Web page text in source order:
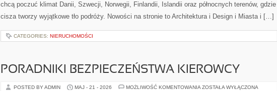
chcą poczuć klimat Danii, Szwecji, Norwegii, Finlandii, Islandii oraz północnych terenów, gdzie
cisza tworzy wyjątkowe tło podróży. Nowości na stronie to Architektura i Design i Miasta i […]
CATEGORIES: NIERUCHOMOŚCI
PORADNIKI BEZPIECZEŃSTWA KIEROWCY
POSTED BY ADMIN MAJ - 21 - 2026 MOŻLIWOŚĆ KOMENTOWANIA PORADNIKI
ZOSTAŁA WYŁĄCZONA